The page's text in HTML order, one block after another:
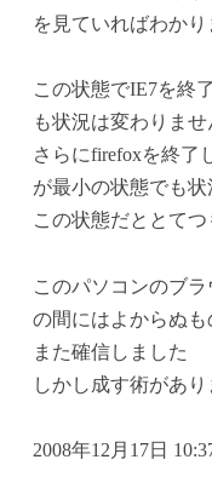
を見ていればわかり
この状態でIE7を終
も状況は変わりませ
さらにfirefoxを終了
が最小の状態でも
この状態だととて
このパソコンのブ
の間にはよからぬ
また確信しました
しかし成す術があり
2008年12月17日